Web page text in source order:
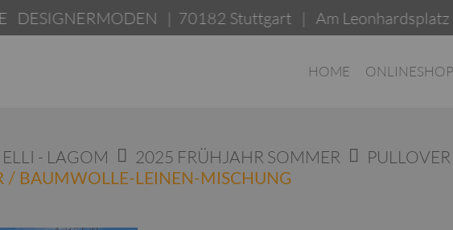
| 70182 Stuttgart | Am Leonhardsplatz 19a |
HOME ONLINESHOP
ELLI - LAGOM 2025 FRÜHJAHR SOMMER PULLOVER
/ BAUMWOLLE-LEINEN-MISCHUNG